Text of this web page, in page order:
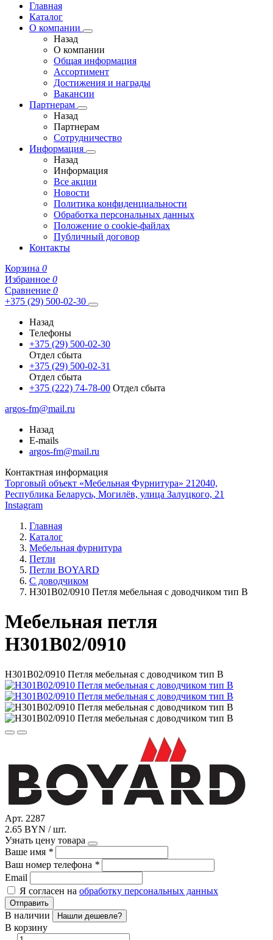
Главная
Каталог
О компании
Назад
О компании
Общая информация
Ассортимент
Достижения и награды
Вакансии
Партнерам
Назад
Партнерам
Сотрудничество
Информация
Назад
Информация
Все акции
Новости
Политика конфиденциальности
Обработка персональных данных
Положение о cookie-файлах
Публичный договор
Контакты
Корзина 0
Избранное 0
Сравнение 0
+375 (29) 500-02-30
Назад
Телефоны
+375 (29) 500-02-30
Отдел сбыта
+375 (29) 500-02-31
Отдел сбыта
+375 (222) 74-78-00 Отдел сбыта
argos-fm@mail.ru
Назад
E-mails
argos-fm@mail.ru
Контактная информация
Торговый объект «Мебельная Фурнитура» 212040,
Республика Беларусь, Могилёв, улица Залуцкого, 21
Instagram
Главная
Каталог
Мебельная фурнитура
Петли
Петли BOYARD
С доводчиком
Н301В02/0910 Петля мебельная с доводчиком тип В
Мебельная петля
H301B02/0910
Н301В02/0910 Петля мебельная с доводчиком тип В
Арт. 2287
2.65 BYN / шт.
Узнать цену товара
Ваше имя *
Ваш номер телефона *
Email
Я согласен на обработку персональных данных
Отправить
В наличии Нашли дешевле?
В корзину